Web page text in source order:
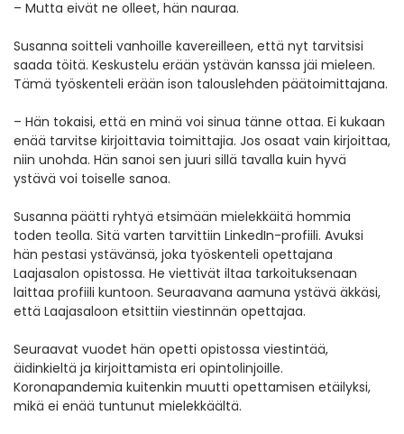
– Mutta eivät ne olleet, hän nauraa.
Susanna soitteli vanhoille kavereilleen, että nyt tarvitsisi
saada töitä. Keskustelu erään ystävän kanssa jäi mieleen.
Tämä työskenteli erään ison talouslehden päätoimittajana.
– Hän tokaisi, että en minä voi sinua tänne ottaa. Ei kukaan
enää tarvitse kirjoittavia toimittajia. Jos osaat vain kirjoittaa,
niin unohda. Hän sanoi sen juuri sillä tavalla kuin hyvä
ystävä voi toiselle sanoa.
Susanna päätti ryhtyä etsimään mielekkäitä hommia
toden teolla. Sitä varten tarvittiin LinkedIn-profiili. Avuksi
hän pestasi ystävänsä, joka työskenteli opettajana
Laajasalon opistossa. He viettivät iltaa tarkoituksenaan
laittaa profiili kuntoon. Seuraavana aamuna ystävä äkkäsi,
että Laajasaloon etsittiin viestinnän opettajaa.
Seuraavat vuodet hän opetti opistossa viestintää,
äidinkieltä ja kirjoittamista eri opintolinjoille.
Koronapandemia kuitenkin muutti opettamisen etäilyksi,
mikä ei enää tuntunut mielekkäältä.